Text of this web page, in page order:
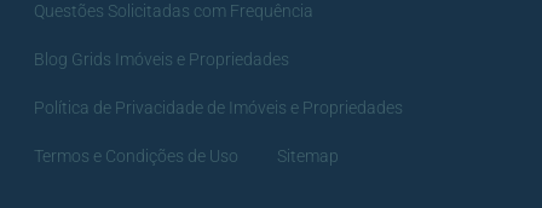
Questões Solicitadas com Frequência
Blog Grids Imóveis e Propriedades
Política de Privacidade de Imóveis e Propriedades
Termos e Condições de Uso Sitemap